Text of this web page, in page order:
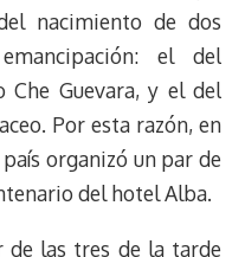
nacimiento de dos
el del
Che Guevara, y el del
Por esta razón, en
organizó un par de
del hotel Alba.
de las tres de la tarde